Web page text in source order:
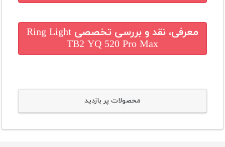
معرفی، نقد و بررسی تخصصی Ring Light
TB2 YQ 520 Pro Max
محصولات پر بازدید